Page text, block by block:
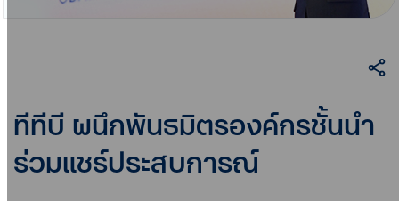
ทีทีบี ผนึกพันธมิตรองค์กรชั้นนำ
ร่วมแชร์ประสบการณ์